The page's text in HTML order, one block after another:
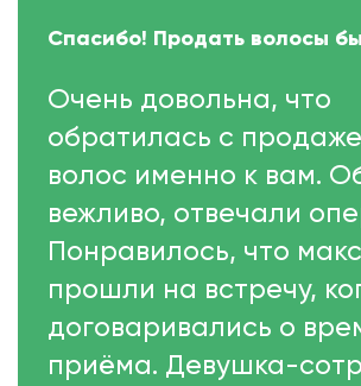
Спасибо! Продать волосы
Очень довольна, что
обратилась с
волос именно к вам.
вежливо, отвечали
Понравилось, что
прошли на встречу,
договаривались о
приёма. Девушка-